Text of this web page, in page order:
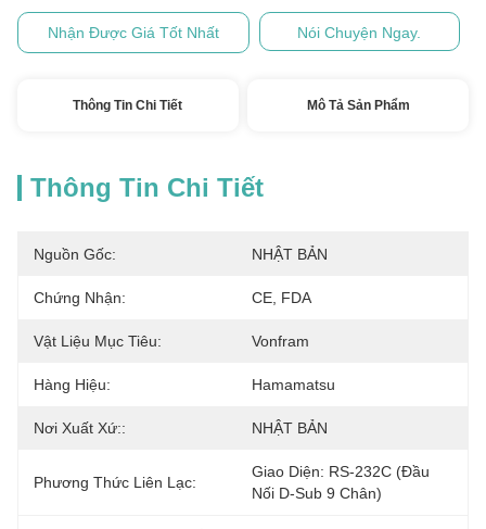
Nhận Được Giá Tốt Nhất Nói Chuyện Ngay.
Thông Tin Chi Tiết Mô Tả Sản Phẩm
Thông Tin Chi Tiết
Nguồn Gốc: NHẬT BẢN
Chứng Nhận: CE, FDA
Vật Liệu Mục Tiêu: Vonfram
Hàng Hiệu: Hamamatsu
Nơi Xuất Xứ:: NHẬT BẢN
Phương Thức Liên Lạc:
Giao Diện: RS-232C (đầu
Nối D-Sub 9 Chân)